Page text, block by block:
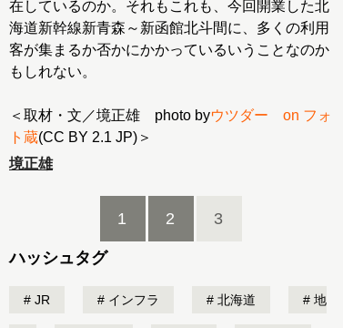
在しているのか。それもこれも、今回開業した北
海道新幹線新青森～新函館北斗間に、多くの利用
客が集まるか否かにかかっているいうことなのか
もしれない。
＜取材・文／境正雄 photo byウツダー on フォ
ト蔵(CC BY 2.1 JP)＞
境正雄
1 2 3
ハッシュタグ
JR インフラ 北海道 地